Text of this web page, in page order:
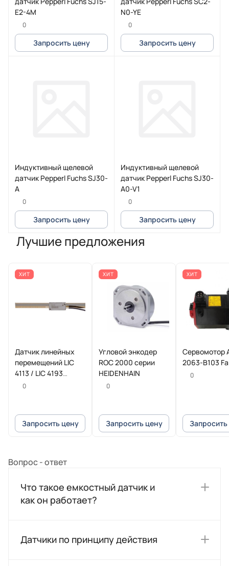
E2-4M
0
Запросить цену
N0-YE
0
Запросить цену
Индуктивный щелевой
датчик Pepperl Fuchs SJ30-
A
0
Запросить цену
Индуктивный щелевой
датчик Pepperl Fuchs SJ30-
A0-V1
0
Запросить цену
Лучшие предложения
ХИТ
Датчик линейных
перемещений LIC
4113 / LIC 4193
HEIDENHAIN
0
Запросить цену
ХИТ
Угловой энкодер
ROC 2000 серии
HEIDENHAIN
0
Запросить цену
ХИТ
Сервомотор
2063-B103
0
Вопрос - ответ
Что такое емкостный датчик и
как он работает?
Датчики по принципу действия